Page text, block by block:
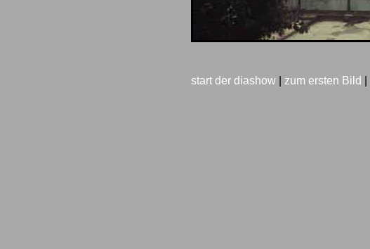
start der diashow zum ersten Bild